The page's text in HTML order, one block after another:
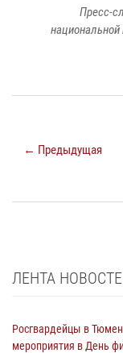
Пресс-
← Предыдущая
ЛЕНТА
Росгвардейцы в
мероприятия в День